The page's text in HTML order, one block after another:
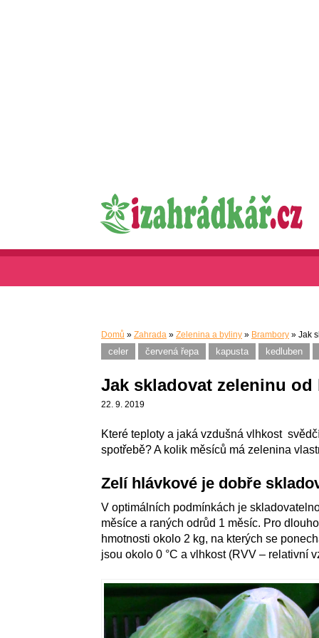
Domů » Zahrada » Zelenina a byliny » Brambory » Jak
celer červená řepa kapusta kedluben
Jak skladovat zeleninu
22. 9. 2019
Které teploty a jaká vzdušná vlhkost
spotřebě? A kolik měsíců má zelenina
Zelí hlávkové je dobře
V optimálních podmínkách je
měsíce a raných odrůd 1 měsíc. Pro
hmotnosti okolo 2 kg, na kterých se
jsou okolo 0 °C a vlhkost (RVV – relativní